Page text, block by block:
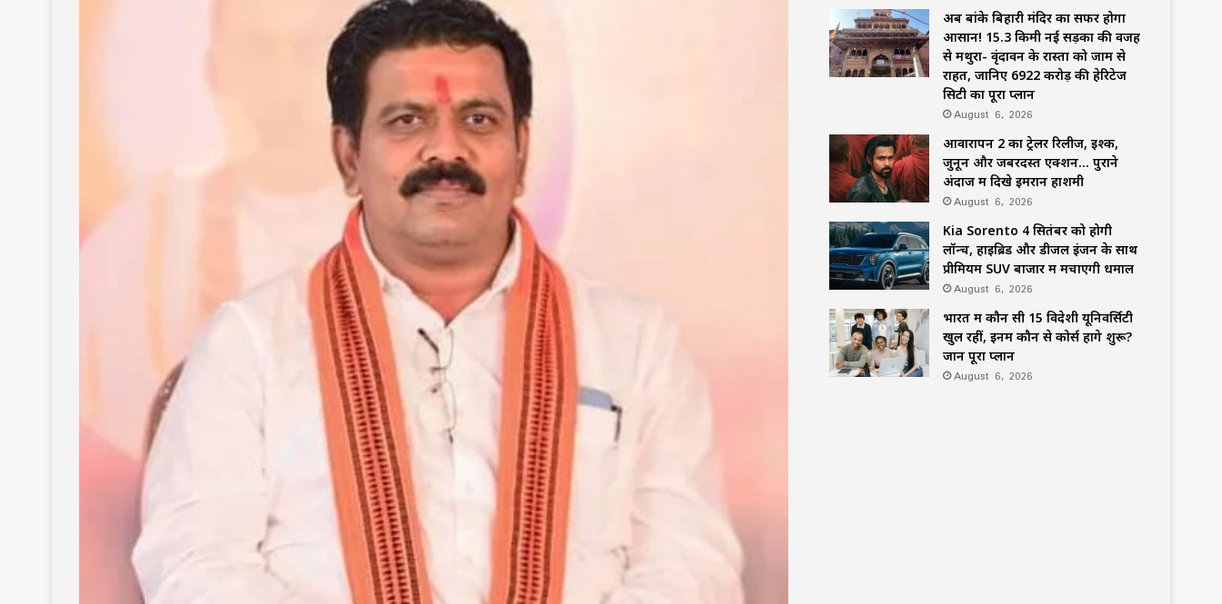
अब बांके बिहारी मंदिर का सफर होगा
आसान! 15.3 किमी नई सड़कों की वजह
से मथुरा- वृंदावन के रास्तों को जाम से
राहत, जानिए 6922 करोड़ की हेरिटेज
सिटी का पूरा प्लान
August 6, 2026
आवारापन 2 का ट्रेलर रिलीज, इश्क,
जुनून और जबरदस्त एक्शन… पुराने
अंदाज में दिखे इमरान हाशमी
August 6, 2026
Kia Sorento 4 सितंबर को होगी
लॉन्च, हाइब्रिड और डीजल इंजन के साथ
प्रीमियम SUV बाजार में मचाएगी धमाल
August 6, 2026
भारत में कौन सी 15 विदेशी यूनिवर्सिटी
खुल रहीं, इनमें कौन से कोर्स होंगे शुरू?
जानें पूरा प्लान
August 6, 2026